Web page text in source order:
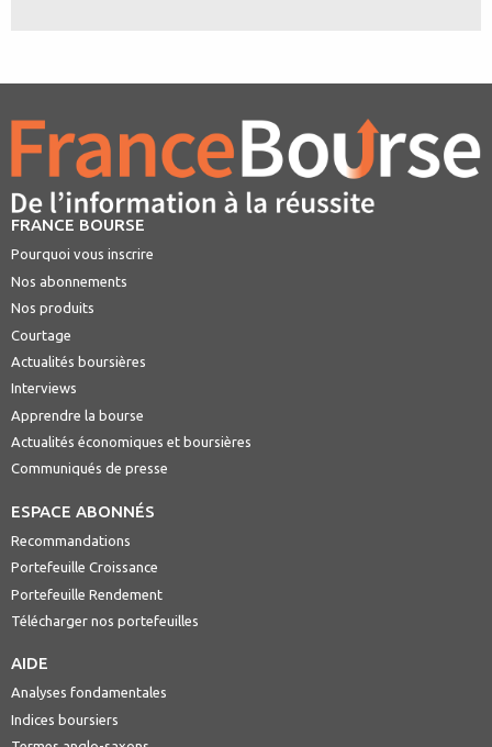
FRANCE BOURSE
Pourquoi vous inscrire
Nos abonnements
Nos produits
Courtage
Actualités boursières
Interviews
Apprendre la bourse
Actualités économiques et boursières
Communiqués de presse
ESPACE ABONNÉS
Recommandations
Portefeuille Croissance
Portefeuille Rendement
Télécharger nos portefeuilles
AIDE
Analyses fondamentales
Indices boursiers